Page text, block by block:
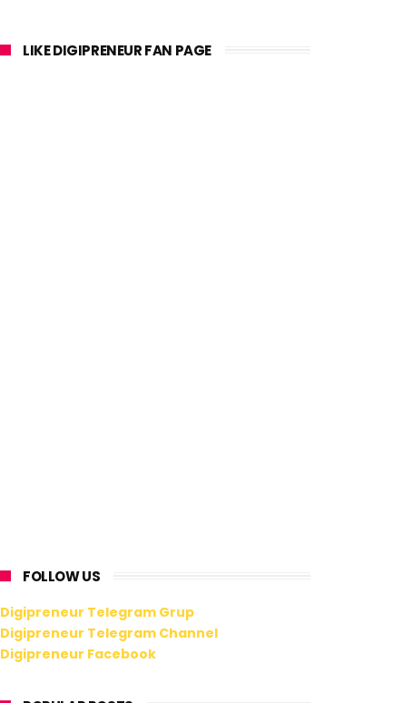
LIKE DIGIPRENEUR FAN PAGE
FOLLOW US
Digipreneur Telegram Grup
Digipreneur Telegram Channel
Digipreneur Facebook